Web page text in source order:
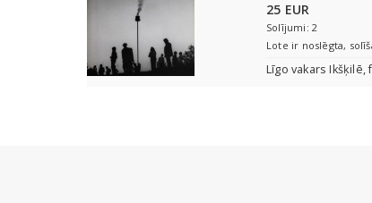
25 EUR
Solījumi: 2
Lote ir noslēgta,
Līgo vakars Ikšķilē,